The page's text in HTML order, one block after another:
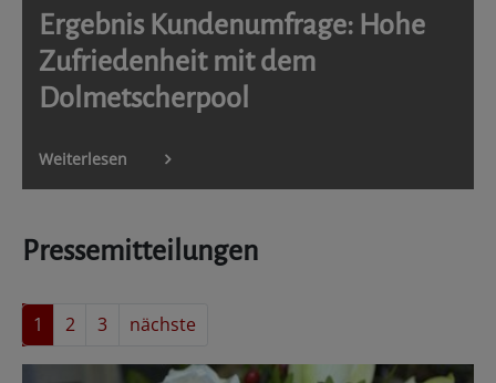
Ergebnis Kundenumfrage: Hohe
Zufriedenheit mit dem
Dolmetscherpool
Weiterlesen
Pressemitteilungen
1 2 3 nächste